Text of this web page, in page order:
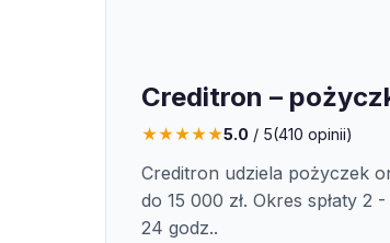
Creditron –
★★★★★5.0 / 5(410 opinii)
Creditron udziela pożyczek
do 15 000 zł. Okres spłaty 2
24 godz..